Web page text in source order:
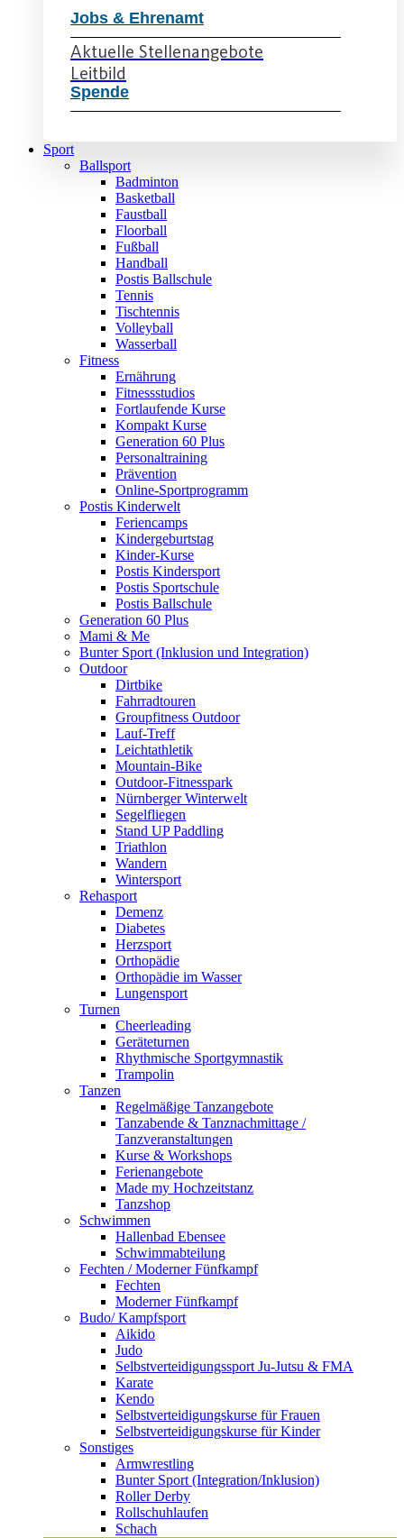
Jobs & Ehrenamt
Aktuelle Stellenangebote
Leitbild
Spende
Sport
Ballsport
Badminton
Basketball
Faustball
Floorball
Fußball
Handball
Postis Ballschule
Tennis
Tischtennis
Volleyball
Wasserball
Fitness
Ernährung
Fitnessstudios
Fortlaufende Kurse
Kompakt Kurse
Generation 60 Plus
Personaltraining
Prävention
Online-Sportprogramm
Postis Kinderwelt
Feriencamps
Kindergeburtstag
Kinder-Kurse
Postis Kindersport
Postis Sportschule
Postis Ballschule
Generation 60 Plus
Mami & Me
Bunter Sport (Inklusion und Integration)
Outdoor
Dirtbike
Fahrradtouren
Groupfitness Outdoor
Lauf-Treff
Leichtathletik
Mountain-Bike
Outdoor-Fitnesspark
Nürnberger Winterwelt
Segelfliegen
Stand UP Paddling
Triathlon
Wandern
Wintersport
Rehasport
Demenz
Diabetes
Herzsport
Orthopädie
Orthopädie im Wasser
Lungensport
Turnen
Cheerleading
Geräteturnen
Rhythmische Sportgymnastik
Trampolin
Tanzen
Regelmäßige Tanzangebote
Tanzabende & Tanznachmittage /
Tanzveranstaltungen
Kurse & Workshops
Ferienangebote
Made my Hochzeitstanz
Tanzshop
Schwimmen
Hallenbad Ebensee
Schwimmabteilung
Fechten / Moderner Fünfkampf
Fechten
Moderner Fünfkampf
Budo/ Kampfsport
Aikido
Judo
Selbstverteidigungssport Ju-Jutsu & FMA
Karate
Kendo
Selbstverteidigungskurse für Frauen
Selbstverteidigungskurse für Kinder
Sonstiges
Armwrestling
Bunter Sport (Integration/Inklusion)
Roller Derby
Rollschuhlaufen
Schach